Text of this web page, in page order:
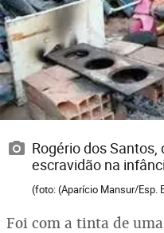
Rogério dos
escravidão na
(foto: (Aparício Mansur/Esp.
Foi com a tinta de